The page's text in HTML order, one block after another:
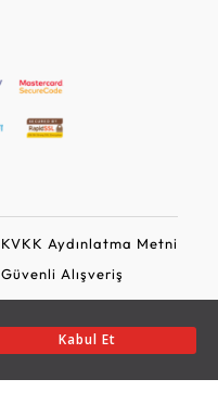
Kabul Et
KVKK Aydınlatma Metni
Güvenli Alışveriş